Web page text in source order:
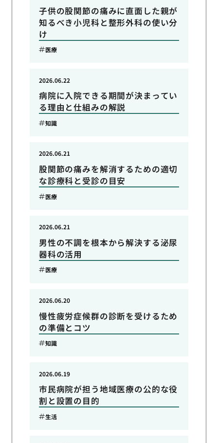
子供の股関節の痛みに直面した親が
知るべき小児科と整形外科の使い分
け
医療
病院に入院できる期間が決まってい
る理由と仕組みの解説
2026.06.22
知識
股関節の痛みを解消するための適切
な診療科と受診の目安
2026.06.21
医療
男性の不調を根本から解決する泌尿
器科の活用
2026.06.21
医療
慢性疲労症候群の診断を受けるため
の準備とコツ
2026.06.20
知識
市民病院が担う地域医療の公的な役
割と設置の目的
2026.06.19
生活